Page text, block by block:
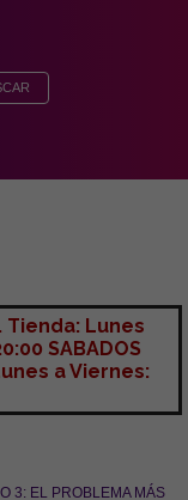
Tienda: Lunes
SABADOS
a Viernes:
3: EL PROBLEMA MÁS